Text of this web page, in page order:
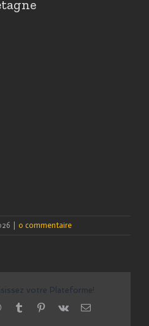
0 commentaire
votre Plateforme!
whatsapptumblr pinterest
vk Email